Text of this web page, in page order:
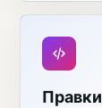
Правки